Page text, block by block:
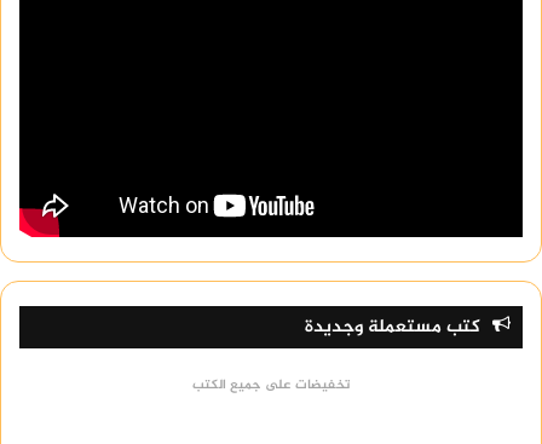
كتب مستعملة وجديدة
تخفيضات على جميع الكتب